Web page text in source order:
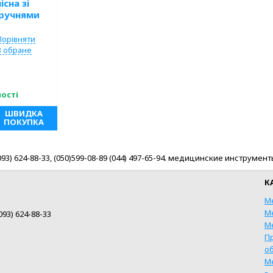
зі
обране
ШВИДКА
ПОКУПКА
624-88-33, (050)599-08-89 (044) 497-65-94. медицинские
624-88-33